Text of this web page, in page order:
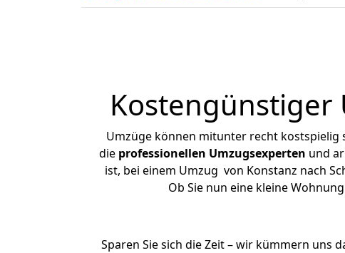
Kostengünstiger
Umzüge können mitunter recht kostspielig
die professionellen Umzugsexperten und
ist, bei einem Umzug von Konstanz nach
Ob Sie nun eine kleine
Sparen Sie sich die Zeit – wir kümmern uns